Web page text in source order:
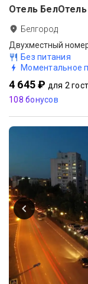
Отель БелОтель
Белгород
Без питания
Моментальное
4 645 ₽ для 2
108 бонусов